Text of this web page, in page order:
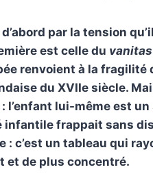
par la tension
est celle du vanitas
renvoient à la
du XVIIe siècle.
l’enfant lui-même est
infantile frappait sans
c’est un tableau qui
et de plus concentré.